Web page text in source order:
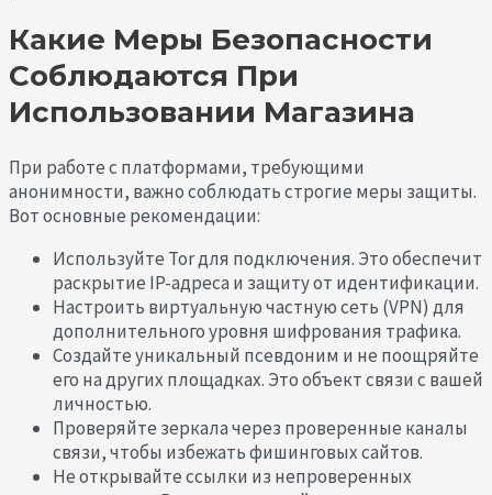
Какие Меры Безопасности
Соблюдаются При
Использовании Магазина
При работе с платформами, требующими
анонимности, важно соблюдать строгие меры защиты.
Вот основные рекомендации:
Используйте Tor для подключения. Это обеспечит
раскрытие IP-адреса и защиту от идентификации.
Настроить виртуальную частную сеть (VPN) для
дополнительного уровня шифрования трафика.
Создайте уникальный псевдоним и не поощряйте
его на других площадках. Это объект связи с вашей
личностью.
Проверяйте зеркала через проверенные каналы
связи, чтобы избежать фишинговых сайтов.
Не открывайте ссылки из непроверенных